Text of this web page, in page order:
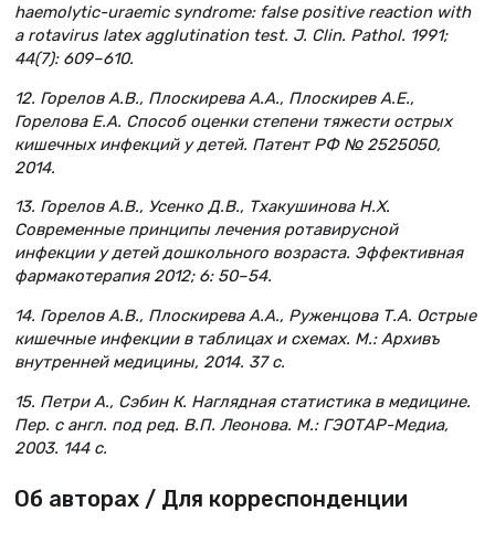
haemolytic-uraemic syndrome: false positive reaction with
a rotavirus latex agglutination test. J. Clin. Pathol. 1991;
44(7): 609–610.
12. Горелов А.В., Плоскирева А.А., Плоскирев А.Е.,
Горелова Е.А. Способ оценки степени тяжести острых
кишечных инфекций у детей. Патент РФ № 2525050,
2014.
13. Горелов А.В., Усенко Д.В., Тхакушинова Н.Х.
Современные принципы лечения ротавирусной
инфекции у детей дошкольного возраста. Эффективная
фармакотерапия 2012; 6: 50–54.
14. Горелов А.В., Плоскирева А.А., Руженцова Т.А. Острые
кишечные инфекции в таблицах и схемах. М.: Архивъ
внутренней медицины, 2014. 37 с.
15. Петри А., Сэбин К. Наглядная статистика в медицине.
Пер. с англ. под ред. В.П. Леонова. М.: ГЭОТАР-Медиа,
2003. 144 с.
Об авторах / Для корреспонденции